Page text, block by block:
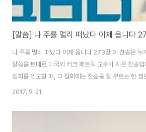
[말씀] 나 주를 멀리 떠났다 이제 옵니다
나 주를 멀리 떠났다 이제 옵니다 273장 이 찬송은 누
말씀을 토대로 미국의 커크 패트릭 교수가 지은 찬송
집회를 인도할 때, 그 집회에는 찬송을 잘 부르는 한 청
도 그는 아직 그리스도인이 아니었습니다. 커크 패트릭
에 교수님은 한 시가 떠올랐습니다. “하나님으로부터
2017. 9. 21.